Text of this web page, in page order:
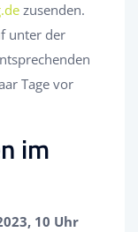
zusenden.
unter der
Tage vor
im
10 Uhr